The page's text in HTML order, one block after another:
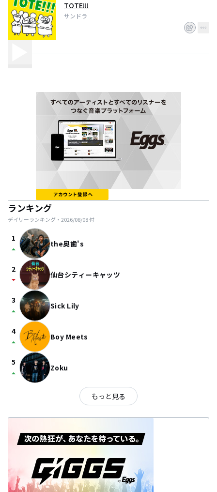
TOTE!!!
サンドラ
ランキング
デイリーランキング・ 2026/08/08付
1
arrow_drop_up the奥歯's
2
arrow_drop_down 仙台シティーキャッツ
3
arrow_drop_up Sick Lily
4
arrow_drop_up Boy Meets
5
arrow_drop_up Zoku
もっと見る